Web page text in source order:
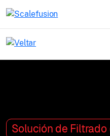
Solución de